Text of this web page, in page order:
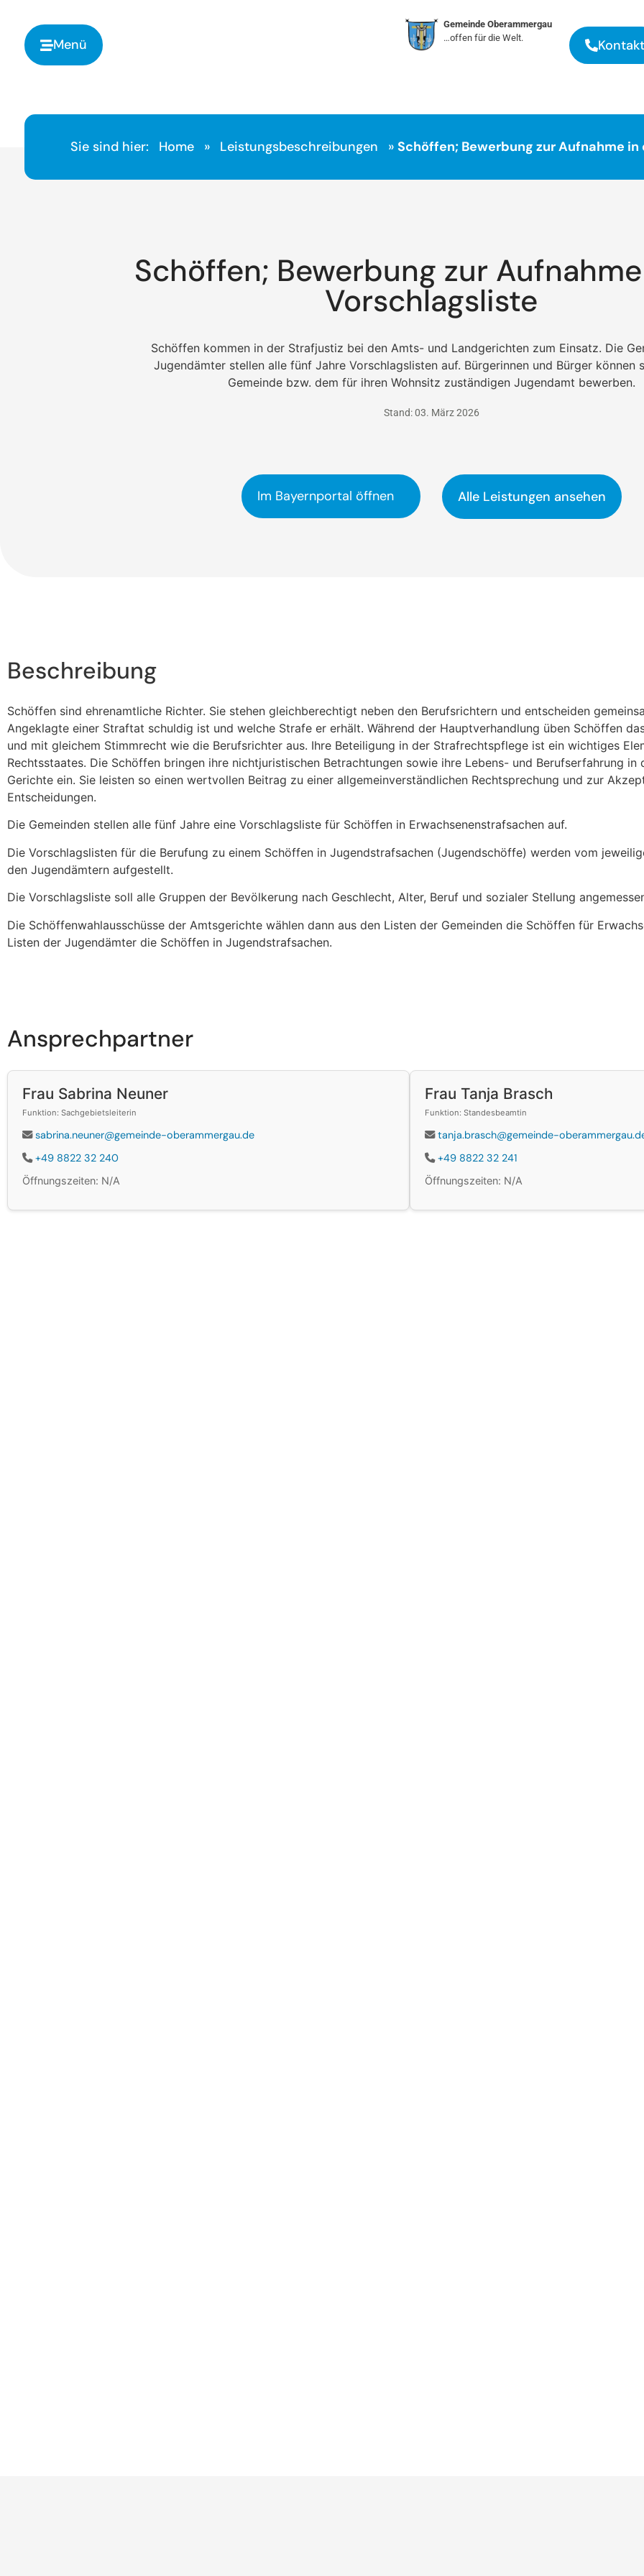
Menü
Gemeinde Oberammergau
…offen für die Welt.
Kontakt
Sie sind hier: Home » Leistungsbeschreibungen » Schöffen; Bewerbung zur Aufnahme
Schöffen; Bewerbung zur
Vorschlagsliste
Schöffen kommen in der Strafjustiz bei den Amts- und Landgerichten zum Einsatz. Die
Jugendämter stellen alle fünf Jahre Vorschlagslisten auf. Bürgerinnen und Bürger können
Gemeinde bzw. dem für ihren Wohnsitz zuständigen Jugendamt bewerben.
Stand: 03. März 2026
Im Bayernportal öffnen Alle Leistungen ansehen
Beschreibung
Schöffen sind ehrenamtliche Richter. Sie stehen gleichberechtigt neben den Berufsrichtern und entscheiden
Angeklagte einer Straftat schuldig ist und welche Strafe er erhält. Während der Hauptverhandlung üben Schöffen
und mit gleichem Stimmrecht wie die Berufsrichter aus. Ihre Beteiligung in der Strafrechtspflege ist ein wichtiges
Rechtsstaates. Die Schöffen bringen ihre nichtjuristischen Betrachtungen sowie ihre Lebens- und Berufserfahrung in
Gerichte ein. Sie leisten so einen wertvollen Beitrag zu einer allgemeinverständlichen Rechtsprechung und zur
Entscheidungen.
Die Gemeinden stellen alle fünf Jahre eine Vorschlagsliste für Schöffen in Erwachsenenstrafsachen auf.
Die Vorschlagslisten für die Berufung zu einem Schöffen in Jugendstrafsachen (Jugendschöffe) werden vom
den Jugendämtern aufgestellt.
Die Vorschlagsliste soll alle Gruppen der Bevölkerung nach Geschlecht, Alter, Beruf und sozialer Stellung
Die Schöffenwahlausschüsse der Amtsgerichte wählen dann aus den Listen der Gemeinden die Schöffen für
Listen der Jugendämter die Schöffen in Jugendstrafsachen.
Ansprechpartner
Frau Sabrina Neuner
Funktion: Sachgebietsleiterin
sabrina.neuner@gemeinde-oberammergau.de
+49 8822 32 240
Öffnungszeiten: N/A
Frau Tanja Brasch
Funktion: Standesbeamtin
tanja.brasch@gemeinde-
+49 8822 32 241
Öffnungszeiten: N/A